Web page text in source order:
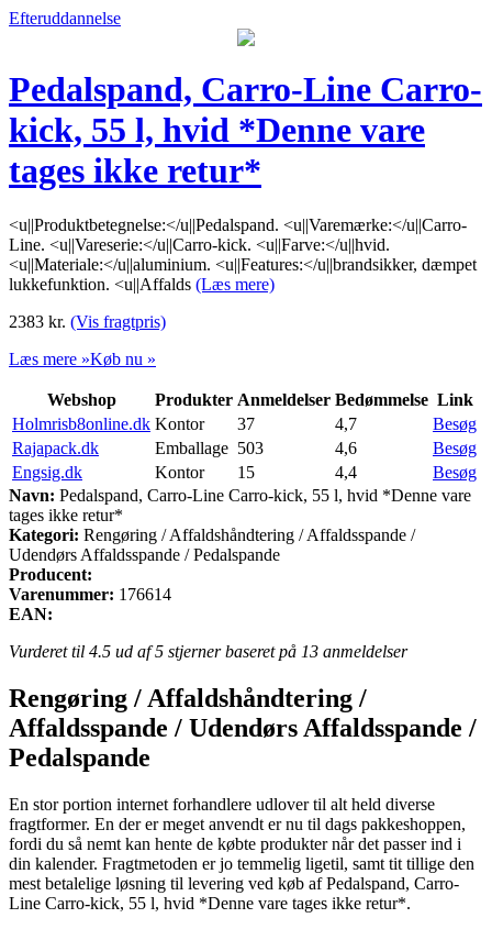
Efteruddannelse
Pedalspand, Carro-Line Carro-
kick, 55 l, hvid *Denne vare
tages ikke retur*
<u||Produktbetegnelse:</u||Pedalspand. <u||Varemærke:</u||Carro-
Line. <u||Vareserie:</u||Carro-kick. <u||Farve:</u||hvid.
<u||Materiale:</u||aluminium. <u||Features:</u||brandsikker, dæmpet
lukkefunktion. <u||Affalds (Læs mere)
2383 kr. (Vis fragtpris)
Læs mere »Køb nu »
Webshop Produkter Anmeldelser Bedømmelse Link
Holmrisb8online.dk Kontor 37 4,7
Besøg
Rajapack.dk
Emballage 503 4,6
Besøg
Engsig.dk
Kontor 15 4,4
Besøg
Navn: Pedalspand, Carro-Line Carro-kick, 55 l, hvid *Denne vare
tages ikke retur*
Kategori: Rengøring / Affaldshåndtering / Affaldsspande /
Udendørs Affaldsspande / Pedalspande
Producent:
Varenummer: 176614
EAN:
Vurderet til 4.5 ud af 5 stjerner baseret på 13 anmeldelser
Rengøring / Affaldshåndtering /
Affaldsspande / Udendørs Affaldsspande /
Pedalspande
En stor portion internet forhandlere udlover til alt held diverse
fragtformer. En der er meget anvendt er nu til dags pakkeshoppen,
fordi du så nemt kan hente de købte produkter når det passer ind i
din kalender. Fragtmetoden er jo temmelig ligetil, samt tit tillige den
mest betalelige løsning til levering ved køb af Pedalspand, Carro-
Line Carro-kick, 55 l, hvid *Denne vare tages ikke retur*.